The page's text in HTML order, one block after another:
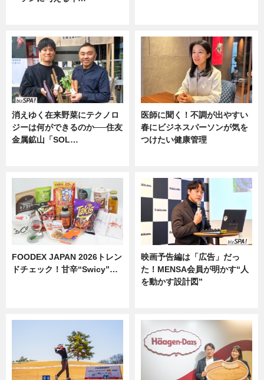
消えゆく在来野菜にテクノロ
ジーは何ができるのか──住友
金属鉱山「SOL…
医師に聞く！不調が出やすい
春にビジネスパーソンが気を
つけたい健康管理
FOODEX JAPAN 2026トレン
ドチェック！甘辛“Swicy”…
映画予告編は「広告」だっ
た！MENSA会員が明かす“人
を動かす設計図”